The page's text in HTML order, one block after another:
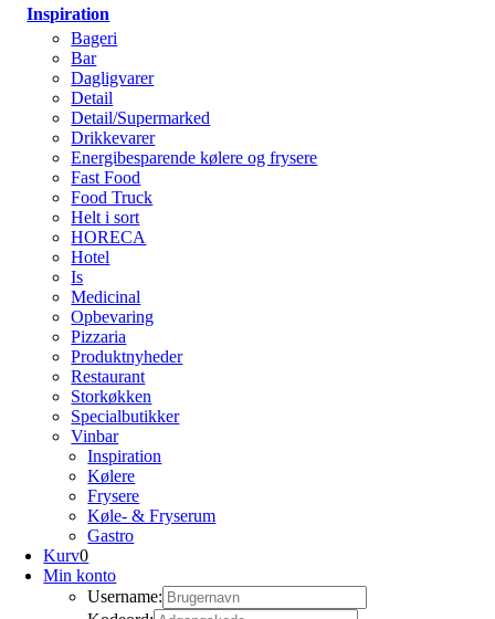
Inspiration
Bageri
Bar
Dagligvarer
Detail
Detail/Supermarked
Drikkevarer
Energibesparende kølere og frysere
Fast Food
Food Truck
Helt i sort
HORECA
Hotel
Is
Medicinal
Opbevaring
Pizzaria
Produktnyheder
Restaurant
Storkøkken
Specialbutikker
Vinbar
Inspiration
Kølere
Frysere
Køle- & Fryserum
Gastro
Kurv0
Min konto
Username: